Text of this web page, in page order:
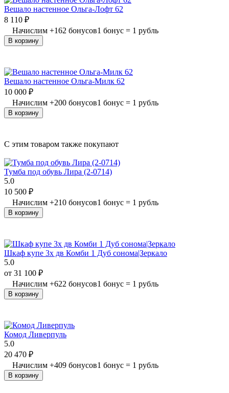
Вешало настенное Ольга-Лофт 62
8 110 ₽
Начислим +162 бонусов1 бонус = 1 рубль
В корзину
Вешало настенное Ольга-Милк 62
10 000 ₽
Начислим +200 бонусов1 бонус = 1 рубль
В корзину
C этим товаром также покупают
Тумба под обувь Лира (2-0714)
5.0
10 500 ₽
Начислим +210 бонусов1 бонус = 1 рубль
В корзину
Шкаф купе 3х дв Комби 1 Дуб сонома|Зеркало
5.0
от 31 100 ₽
Начислим +622 бонусов1 бонус = 1 рубль
В корзину
Комод Ливерпуль
5.0
20 470 ₽
Начислим +409 бонусов1 бонус = 1 рубль
В корзину